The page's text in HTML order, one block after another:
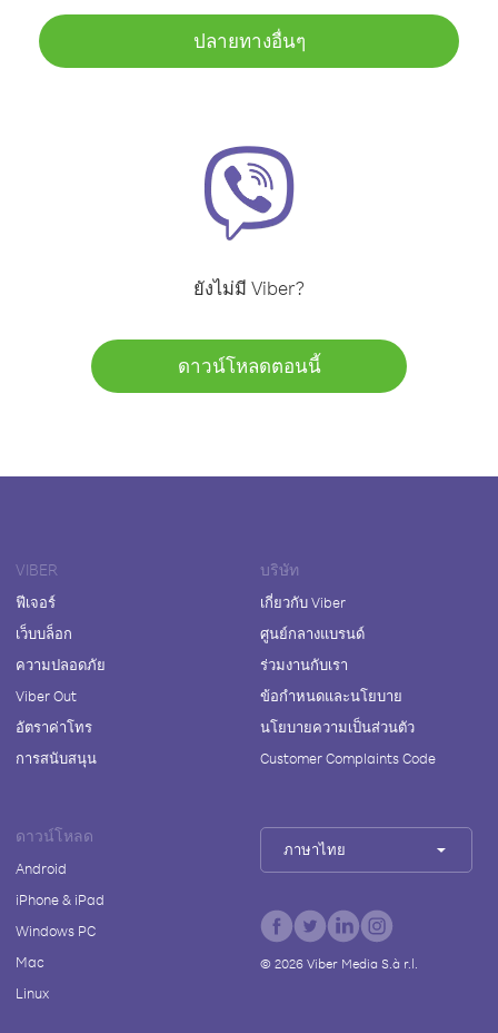
ปลายทางอื่นๆ
ยังไม่มี Viber?
ดาวน์โหลดตอนนี้
VIBER
ฟีเจอร์
เว็บบล็อก
ความปลอดภัย
Viber Out
อัตราค่าโทร
การสนับสนุน
บริษัท
เกี่ยวกับ Viber
ศูนย์กลางแบรนด์
ร่วมงานกับเรา
ข้อกำหนดและนโยบาย
นโยบายความเป็นส่วนตัว
Customer Complaints Code
ดาวน์โหลด
Android
iPhone & iPad
Windows PC
Mac
Linux
ภาษาไทย
© 2026Viber Media S.à r.l.